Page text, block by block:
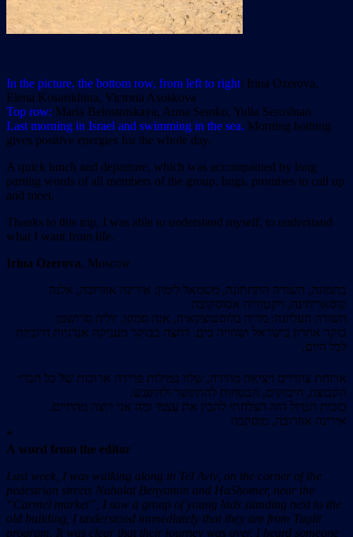
In the picture, the bottom row, from left to right: Irina Ozerova,
Elena Kosarikhina, Victoria Asoskova
Top row: Maria Belostotskaya, Anna Semko, Yulia Seroshtan
Last morning in Israel and swimming in the sea. Morning bathing
gives positive energies for the whole day.
A quick lunch and departure, which was accompanied by long
parting words of all members of the group, hugs, promises to call up
and meet.
Thanks to this trip, I was able to understand myself, to understand
what I want from life.
Irina Ozerova, Moscow
בתמונה, השורה התחתונה, משמאל לימין: אירינה אוזרובה, אלנה
קוסאריחינה, ויקטוריה אסוסקובה
השורה העליונה: מריה בלוסטוצקאיה, אנה סמקו, יוליה סרושטן
בוקר אחרון בישראל ושחייה בים. רחצה בבוקר מעניקה אנרגיות חיוביות
לכל היום.
ארוחת צהריים ויציאה מהירה, שלוו במילות פרידה ארוכות של כל חברי
הקבוצה, חיבוקים, הבטחות להתקשר ולהיפגש.
בזכות הטיול הזה הצלחתי להבין את עצמי ומה אני רוצה מהחיים.
אירינה אוזרובה, מוסקבה
*
A word from the editor
Last week, I was walking along in Tel Aviv, on the corner of the
pedestrian streets Nahalat Benyamin and HaShomer, near the
“Carmel market”, I saw a group of young lads standing next to the
old building, I understood immediately that they are from Taglit
program. It was clear that their journey was over, I heard someone